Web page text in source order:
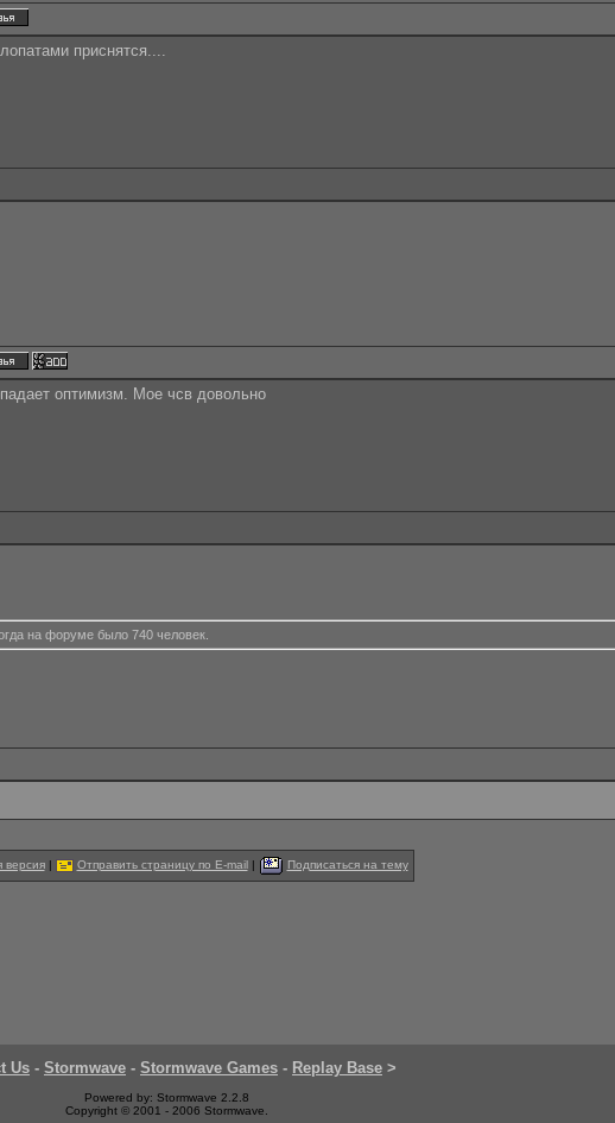
приснятся....
оптимизм. Мое чсв довольно
на форуме было 740 человек.
версия| Отправить страницу по E-mail| Подписаться на тему
Us - Stormwave - Stormwave Games - Replay Base >
Powered by: Stormwave 2.2.8
Copyright © 2001 - 2006 Stormwave.